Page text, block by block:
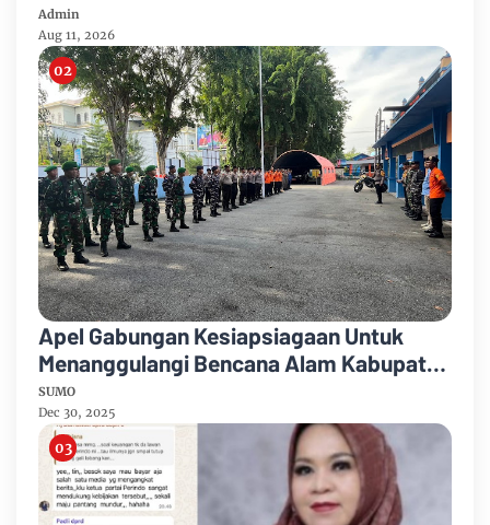
Admin
Aug 11, 2026
Apel Gabungan Kesiapsiagaan Untuk
Menanggulangi Bencana Alam Kabupaten
Bengkalis
SUMO
Dec 30, 2025